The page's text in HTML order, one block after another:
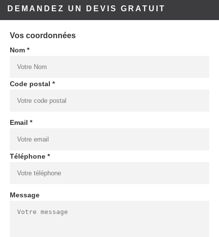
DEMANDEZ UN DEVIS GRATUIT
Vos coordonnées
Nom *
Code postal *
Email *
Téléphone *
Message